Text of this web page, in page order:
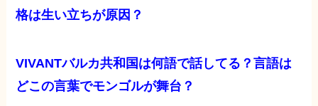
格は生い立ちが原因？
VIVANTバルカ共和国は何語で話してる？言語は
どこの言葉でモンゴルが舞台？